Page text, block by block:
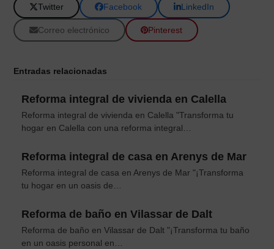
Twitter Facebook LinkedIn
Correo electrónico Pinterest
Entradas relacionadas
Reforma integral de vivienda en Calella
Reforma integral de vivienda en Calella "Transforma tu
hogar en Calella con una reforma integral…
Reforma integral de casa en Arenys de Mar
Reforma integral de casa en Arenys de Mar "¡Transforma
tu hogar en un oasis de…
Reforma de baño en Vilassar de Dalt
Reforma de baño en Vilassar de Dalt "¡Transforma tu baño
en un oasis personal en…